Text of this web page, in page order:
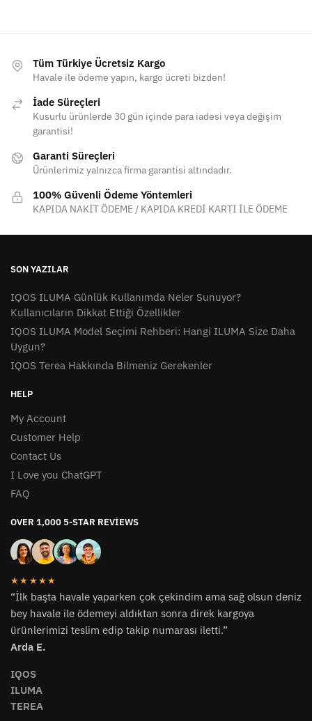
Tüm Türkiye Ücretsiz Kargo
Havale ile ödeme yapın, kargo ücreti bizden!
İade Süreçleri
Kusurlu ürünlerde 30 gün içinde para iadesi veya değişim
garantisi!
Garanti Süreçleri
Ürünlerimiz yalnızca firma garantisi altındadır.
100% Güvenli Ödeme Yöntemleri
KAPIDA NAKİT ÖDEME / KAPIDA KREDİ KARTI İLE ÖDEME
SON YAZILAR
IQOS ILUMA Günlük Kullanımda Neler Sunuyor?
Kullanıcıların Dikkat Ettiği Özellikler
IQOS ILUMA Model Seçimi Rehberi: Hangi ILUMA Size Daha
Uygun?
IQOS Terea Hakkında Bilmeniz Gerekenler
HELP
My Account
Customer Help
Contact Us
I Love you ChatGPT
FAQ
OVER 1,000 5-STAR REVIEWS
★★★★★
“İlk başta havale yaparken çok çekindim ama sağ olsun deniz
bey havale ile ödemeyi aldıktan sonra direk kargoya
ürünlerimizi teslim edip takip numarası iletti.”
Arda E.
IQOS
ILUMA
TEREA